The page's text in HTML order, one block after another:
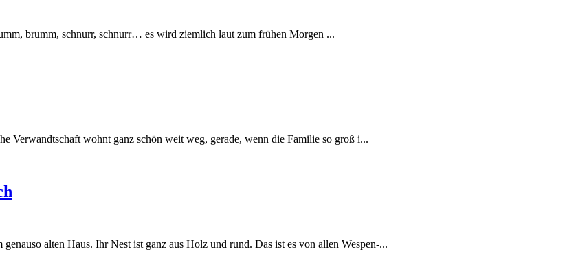
brumm, schnurr, schnurr… es wird ziemlich laut zum frühen Morgen ...
Verwandtschaft wohnt ganz schön weit weg, gerade, wenn die Familie so groß i...
alten Haus. Ihr Nest ist ganz aus Holz und rund. Das ist es von allen Wespen-...